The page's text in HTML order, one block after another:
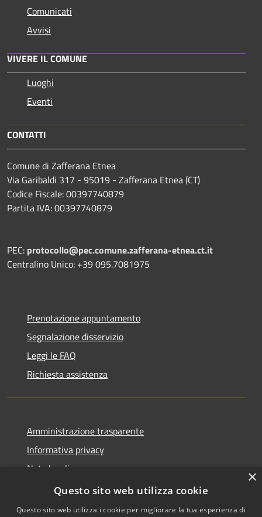
Comunicati
Avvisi
VIVERE IL COMUNE
Luoghi
Eventi
CONTATTI
Comune di Zafferana Etnea
Via Garibaldi 317 - 95019 - Zafferana Etnea (CT)
Codice Fiscale: 00397740879
Partita IVA: 00397740879
PEC: protocollo@pec.comune.zafferana-etnea.ct.it
Centralino Unico: +39 095.7081975
Prenotazione appuntamento
Segnalazione disservizio
Leggi le FAQ
Richiesta assistenza
Amministrazione trasparente
Informativa privacy
Note legali
Dichiarazione di accessibilità
×
Questo sito web utilizza cookie
Questo sito web utilizza i cookie per migliorare la tua esperienza di